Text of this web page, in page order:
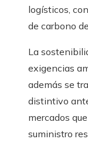
logísticos,
de carbono
La
exigencias
además se
distintivo
mercados
suministro